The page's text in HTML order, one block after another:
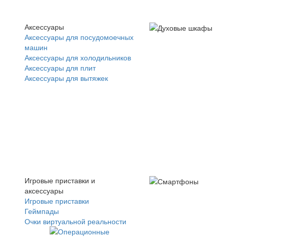
Аксессуары
Аксессуары для посудомоечных
машин
Аксессуары для холодильников
Аксессуары для плит
Аксессуары для вытяжек
Игровые приставки и
аксессуары
Игровые приставки
Геймпады
Очки виртуальной реальности